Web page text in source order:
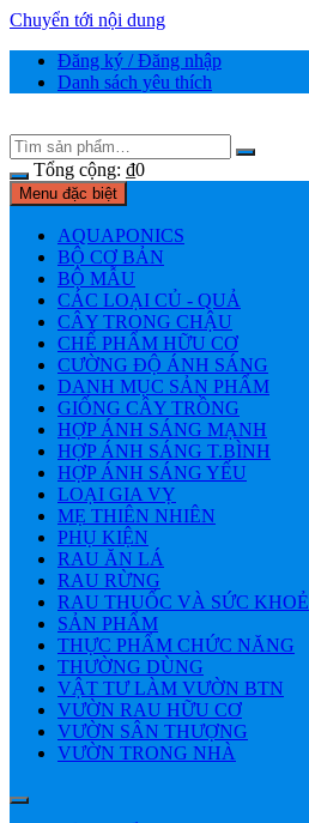
Chuyển tới nội dung
Đăng ký / Đăng nhập
Danh sách yêu thích
Tổng cộng: ₫0
Menu đặc biệt
AQUAPONICS
BỘ CƠ BẢN
BỘ MẪU
CÁC LOẠI CỦ - QUẢ
CÂY TRONG CHẬU
CHẾ PHẨM HỮU CƠ
CƯỜNG ĐỘ ÁNH SÁNG
DANH MỤC SẢN PHẨM
GIỐNG CÂY TRỒNG
HỢP ÁNH SÁNG MẠNH
HỢP ÁNH SÁNG T.BÌNH
HỢP ÁNH SÁNG YẾU
LOẠI GIA VỴ
MẸ THIÊN NHIÊN
PHỤ KIỆN
RAU ĂN LÁ
RAU RỪNG
RAU THUỐC VÀ SỨC KHOẺ
SẢN PHẨM
THỰC PHẨM CHỨC NĂNG
THƯỜNG DÙNG
VẬT TƯ LÀM VƯỜN BTN
VƯỜN RAU HỮU CƠ
VƯỜN SÂN THƯỢNG
VƯỜN TRONG NHÀ